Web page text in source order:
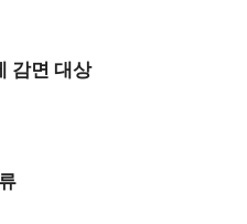
감면 대상